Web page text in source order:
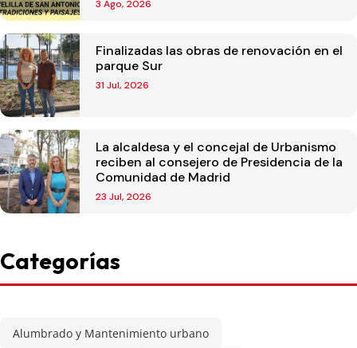
3 Ago, 2026
Finalizadas las obras de renovación en el
parque Sur
31 Jul, 2026
La alcaldesa y el concejal de Urbanismo
reciben al consejero de Presidencia de la
Comunidad de Madrid
23 Jul, 2026
Categorías
Alumbrado y Mantenimiento urbano